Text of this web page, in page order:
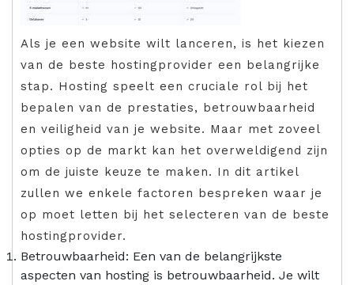
Als je een website wilt lanceren, is het kiezen
van de beste hostingprovider een belangrijke
stap. Hosting speelt een cruciale rol bij het
bepalen van de prestaties, betrouwbaarheid
en veiligheid van je website. Maar met zoveel
opties op de markt kan het overweldigend zijn
om de juiste keuze te maken. In dit artikel
zullen we enkele factoren bespreken waar je
op moet letten bij het selecteren van de beste
hostingprovider.
Betrouwbaarheid: Een van de belangrijkste
aspecten van hosting is betrouwbaarheid. Je wilt